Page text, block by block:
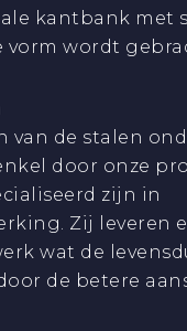
kantbank met
vorm wordt
van de stalen
door onze
zijn in
Zij leveren
wat de
de betere